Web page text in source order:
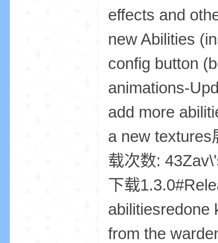
effects and
new Abilities
config button
animations-
add more
a new textures
载次数:
下载
abilitiesredone
from the